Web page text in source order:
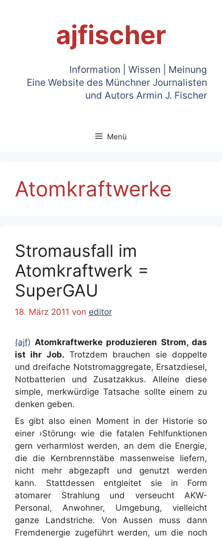
ajfischer
Information | Wissen | Meinung
Eine Website des Münchner Journalisten
und Autors Armin J. Fischer
Menü
Atomkraftwerke
Stromausfall im
Atomkraftwerk =
SuperGAU
18. März 2011 von editor
(ajf) Atomkraftwerke produzieren Strom, das
ist ihr Job. Trotzdem brauchen sie doppelte
und dreifache Notstromaggregate, Ersatzdiesel,
Notbatterien und Zusatzakkus. Alleine diese
simple, merkwürdige Tatsache sollte einem zu
denken geben.
Es gibt also einen Moment in der Historie so
einer ›Störung‹ wie die fatalen Fehlfunktionen
gern verharmlost werden, an dem die Energie,
die die Kernbrennstäbe massenweise liefern,
nicht mehr abgezapft und genutzt werden
kann. Stattdessen entgleitet sie in Form
atomarer Strahlung und verseucht AKW-
Personal, Anwohner, Umgebung, vielleicht
ganze Landstriche. Von Aussen muss dann
Fremdenergie zugeführt werden, um die noch